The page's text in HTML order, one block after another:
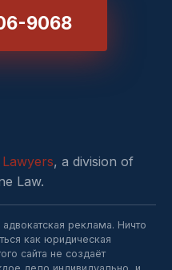
9068
, a division of
Law.
адвокатская реклама. Ничто
как юридическая
сайта не создаёт